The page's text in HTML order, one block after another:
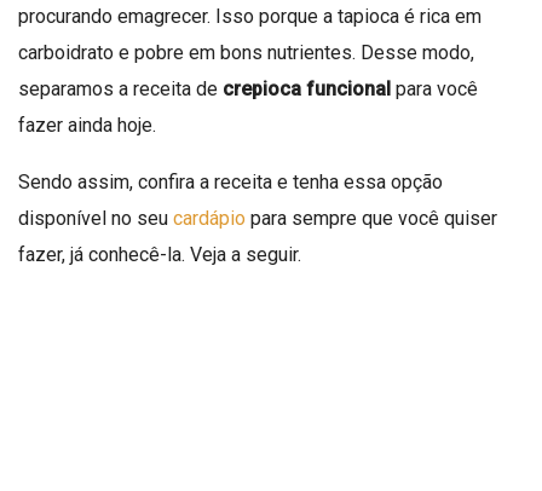
procurando emagrecer. Isso porque a tapioca é rica em
carboidrato e pobre em bons nutrientes. Desse modo,
separamos a receita de crepioca funcional para você
fazer ainda hoje.
Sendo assim, confira a receita e tenha essa opção
disponível no seu cardápio para sempre que você quiser
fazer, já conhecê-la. Veja a seguir.